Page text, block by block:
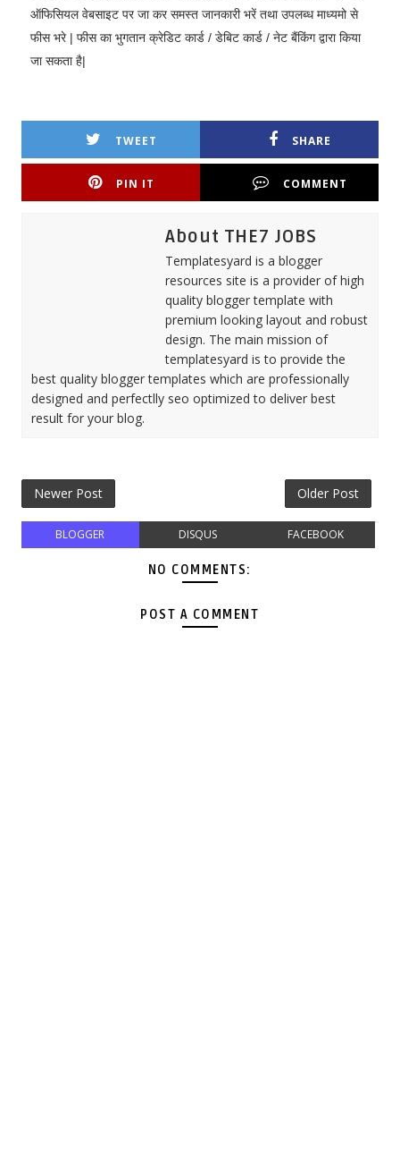
ऑफिसियल वेबसाइट पर जा कर समस्त जानकारी भरें तथा उपलब्ध माध्यमो से
फीस भरे | फीस का भुगतान क्रेडिट कार्ड / डेबिट कार्ड / नेट बैंकिंग द्वारा किया
जा सकता है|
TWEET SHARE
PIN IT COMMENT
About THE7 JOBS
Templatesyard is a blogger
resources site is a provider of high
quality blogger template with
premium looking layout and robust
design. The main mission of
templatesyard is to provide the
best quality blogger templates which are professionally
designed and perfectlly seo optimized to deliver best
result for your blog.
Newer Post Older Post
BLOGGER DISQUS FACEBOOK
NO COMMENTS:
POST A COMMENT